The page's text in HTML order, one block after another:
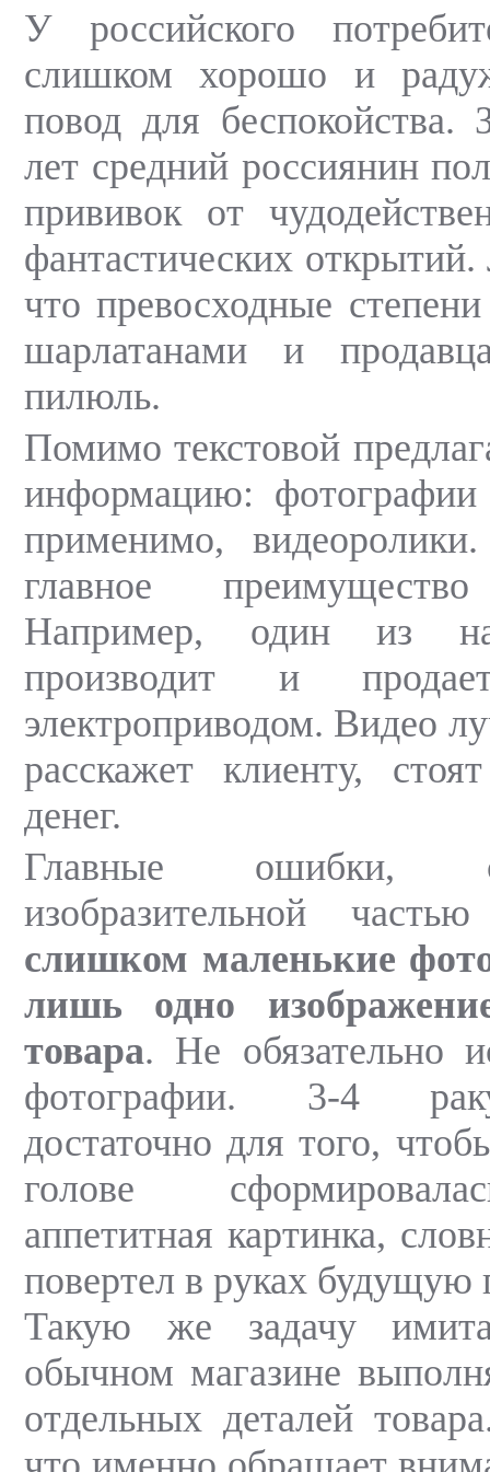
У российского
слишком хорошо и
повод для беспокойства.
лет средний россиянин
прививок от
фантастических
что превосходные
шарлатанами и
пилюль.
Помимо текстовой
информацию:
применимо,
главное
Например, один из
производит и
электроприводом. Видео
расскажет клиенту,
денег.
Главные ошибки,
изобразительной
слишком маленькие
лишь одно
товара. Не обязательно
фотографии. 3-4
достаточно для того,
голове
аппетитная картинка,
повертел в руках будущую
Такую же задачу
обычном магазине
отдельных деталей